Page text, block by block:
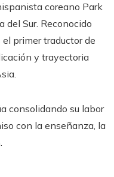
coreano Park
del Sur. Reconocido
primer traductor de
y trayectoria
consolidando su labor
con la enseñanza, la